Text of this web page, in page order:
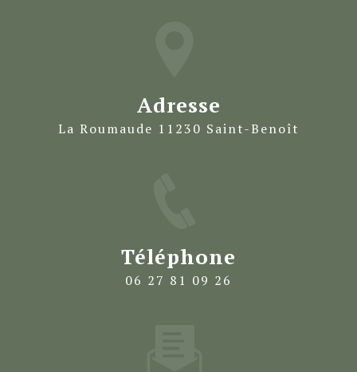
Adresse
La Roumaude 11230 Saint-Benoît
Téléphone
06 27 81 09 26